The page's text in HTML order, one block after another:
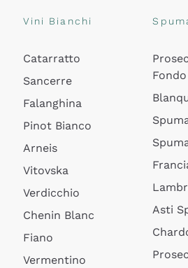
Vini Bianchi
Catarratto
Sancerre
Falanghina
Pinot Bianco
Arneis
Vitovska
Verdicchio
Chenin Blanc
Fiano
Vermentino
Fondo
Asti